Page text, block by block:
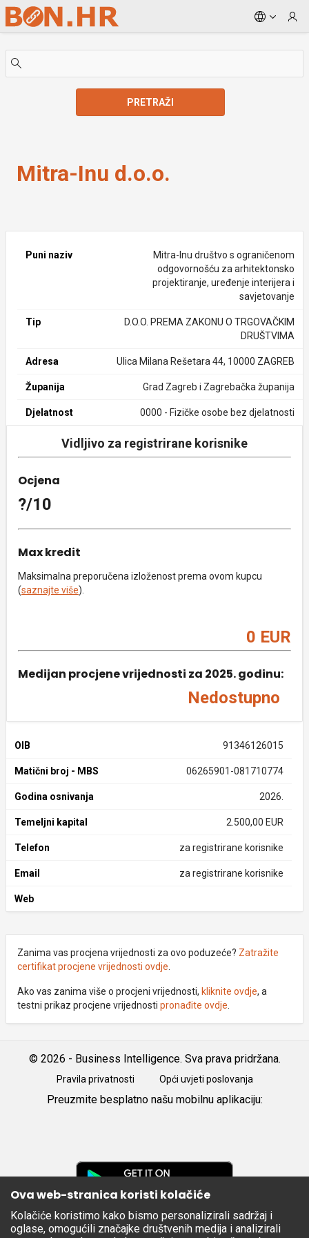
Skip to Main Content
PRETRAŽI
Mitra-Inu d.o.o.
Puni naziv
Mitra-Inu društvo s ograničenom
odgovornošću za arhitektonsko
projektiranje, uređenje interijera i
savjetovanje
Tip
D.O.O. PREMA ZAKONU O TRGOVAČKIM
DRUŠTVIMA
Adresa Ulica Milana Rešetara 44, 10000 ZAGREB
Županija Grad Zagreb i Zagrebačka županija
Djelatnost 0000 - Fizičke osobe bez djelatnosti
Vidljivo za registrirane korisnike
Ocjena
?/10
Max kredit
Maksimalna preporučena izloženost prema ovom kupcu
(saznajte više).
0 EUR
Medijan procjene vrijednosti za 2025. godinu:
Nedostupno
OIB 91346126015
Matični broj - MBS 06265901-081710774
Godina osnivanja 2026.
Temeljni kapital 2.500,00 EUR
Telefon za registrirane korisnike
Email za registrirane korisnike
Web
Zanima vas procjena vrijednosti za ovo poduzeće? Zatražite
certifikat procjene vrijednosti ovdje
Ako vas zanima više o procjeni vrijednosti, kliknite ovdje, a
testni prikaz procjene vrijednosti pronađite ovdje
© 2026 - Business Intelligence. Sva prava pridržana.
Pravila privatnosti Opći uvjeti poslovanja
Preuzmite besplatno našu mobilnu aplikaciju:
Apple
Store
Ova web-stranica koristi kolačiće
Kolačiće koristimo kako bismo personalizirali sadržaj i
oglase, omogućili značajke društvenih medija i analizirali